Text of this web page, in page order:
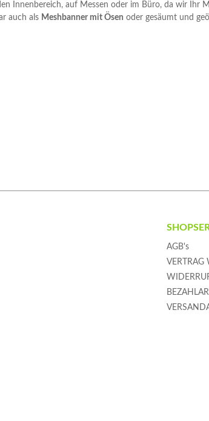
Innenbereich, auf Messen oder im Büro, da wir Ihr
auch als Meshbanner mit Ösen oder gesäumt und
AGB's
VERTRAG